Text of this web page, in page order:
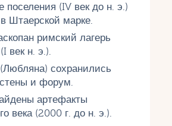
поселения (IV век до н. э.)
Штаерской марке.
римский лагерь
век н. э.).
сохранились
и форум.
артефакты
века (2000 г. до н. э.).